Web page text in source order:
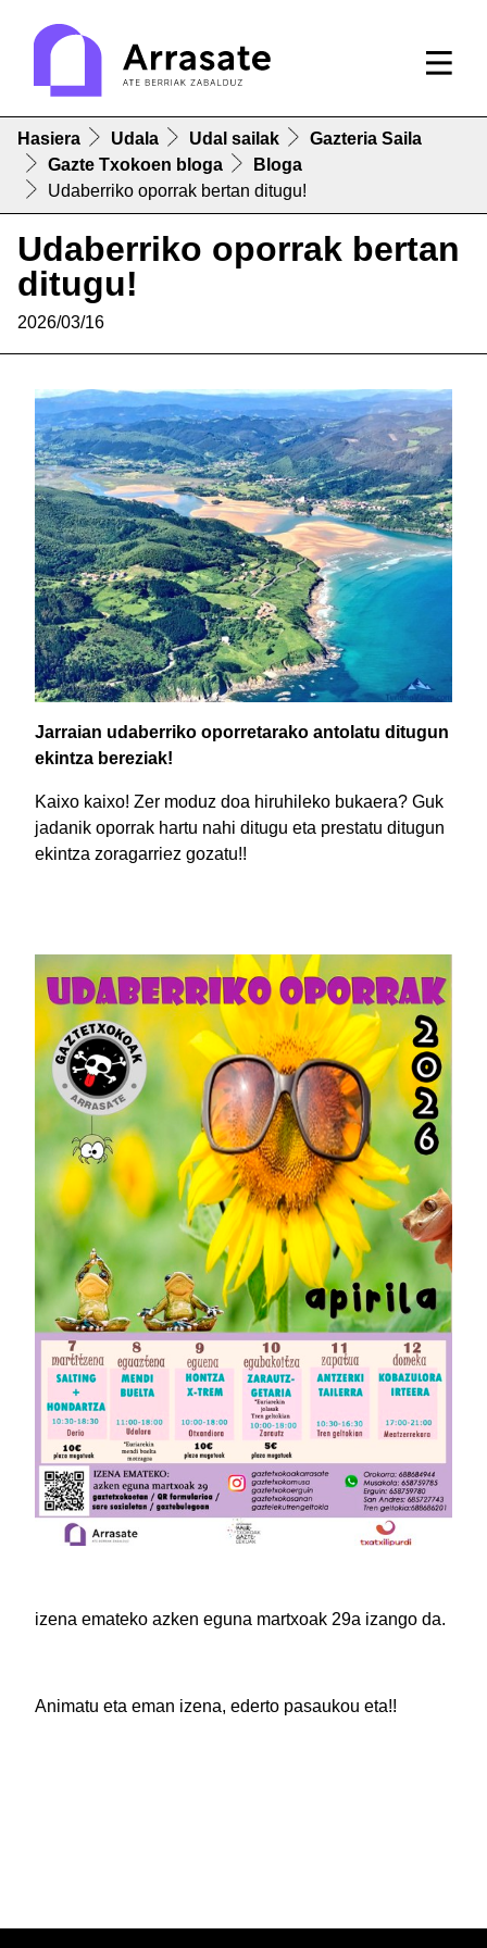
Hasiera Udala Udal sailak
Gazteria Saila
Gazte Txokoen bloga
Bloga
Udaberriko oporrak bertan ditugu!
Udaberriko oporrak bertan
ditugu!
2026/03/16
Jarraian udaberriko oporretarako antolatu ditugun
ekintza bereziak!
Kaixo kaixo! Zer moduz doa hiruhileko bukaera? Guk
jadanik oporrak hartu nahi ditugu eta prestatu ditugun
ekintza zoragarriez gozatu!!
izena emateko azken eguna martxoak 29a izango da.
Animatu eta eman izena, ederto pasaukou eta!!